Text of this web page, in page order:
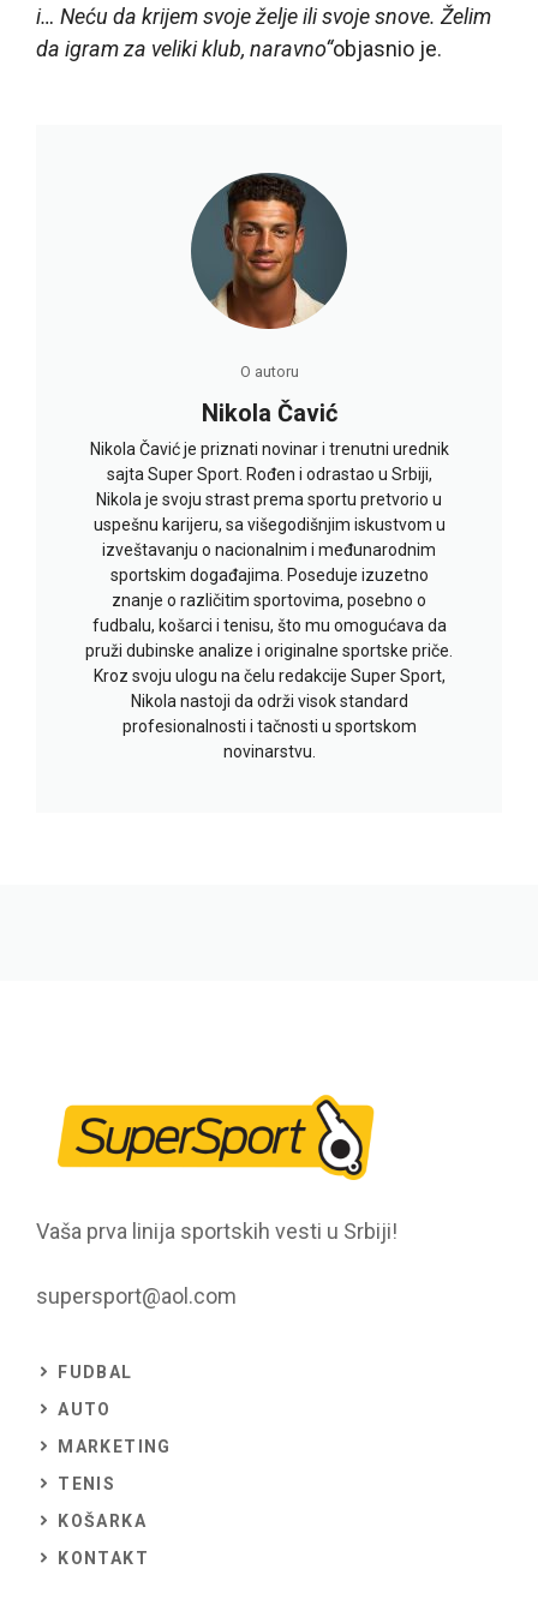
i… Neću da krijem svoje želje ili svoje snove. Želim
da igram za veliki klub, naravno“objasnio je.
O autoru
Nikola Čavić
Nikola Čavić je priznati novinar i trenutni urednik
sajta Super Sport. Rođen i odrastao u Srbiji,
Nikola je svoju strast prema sportu pretvorio u
uspešnu karijeru, sa višegodišnjim iskustvom u
izveštavanju o nacionalnim i međunarodnim
sportskim događajima. Poseduje izuzetno
znanje o različitim sportovima, posebno o
fudbalu, košarci i tenisu, što mu omogućava da
pruži dubinske analize i originalne sportske priče.
Kroz svoju ulogu na čelu redakcije Super Sport,
Nikola nastoji da održi visok standard
profesionalnosti i tačnosti u sportskom
novinarstvu.
Vaša prva linija sportskih vesti u Srbiji!
supersport@aol.com
FUDBAL
AUTO
MARKETING
TENIS
KOŠARKA
KONTAKT